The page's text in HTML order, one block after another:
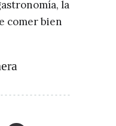
la
comer bien